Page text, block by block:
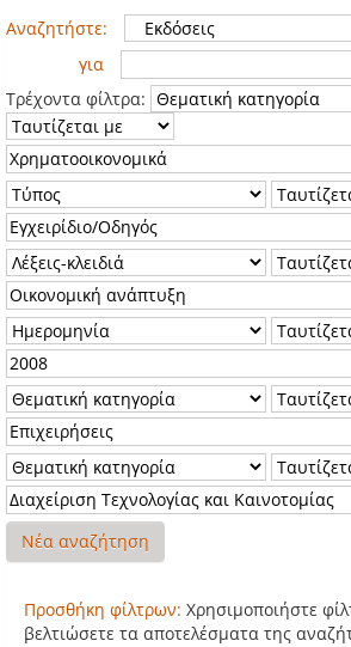
Αναζητήστε:
για
Τρέχοντα φίλτρα:
Νέα αναζήτηση
Προσθήκη φίλτρων: Χρησιμοποιήστε
βελτιώσετε τα αποτελέσματα της